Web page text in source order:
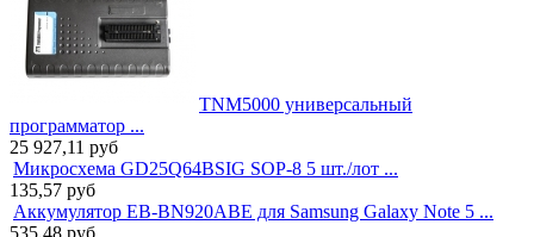
TNM5000 универсальный
программатор ...
25 927,11 руб
Микросхема GD25Q64BSIG SOP-8 5 шт./лот ...
135,57 руб
Аккумулятор EB-BN920ABE для Samsung Galaxy Note 5 ...
535,48 руб